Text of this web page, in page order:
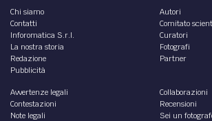
Chi siamo
Contatti
Inforomatica S.r.l.
La nostra storia
Redazione
Pubblicità
Autori
Comitato
Curatori
Fotografi
Partner
Avvertenze legali
Contestazioni
Note legali
Collaborazioni
Recensioni
Sei un